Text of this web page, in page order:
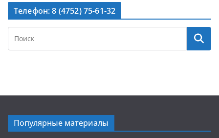
Телефон: 8 (4752) 75-61-32
Популярные материалы